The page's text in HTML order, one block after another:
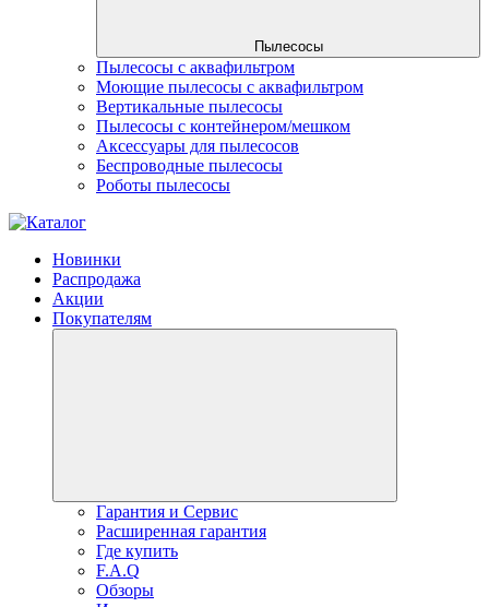
Пылесосы
Пылесосы с аквафильтром
Моющие пылесосы с аквафильтром
Вертикальные пылесосы
Пылесосы с контейнером/мешком
Аксессуары для пылесосов
Беспроводные пылесосы
Роботы пылесосы
Новинки
Распродажа
Акции
Покупателям
Гарантия и Сервис
Расширенная гарантия
Где купить
F.A.Q
Обзоры